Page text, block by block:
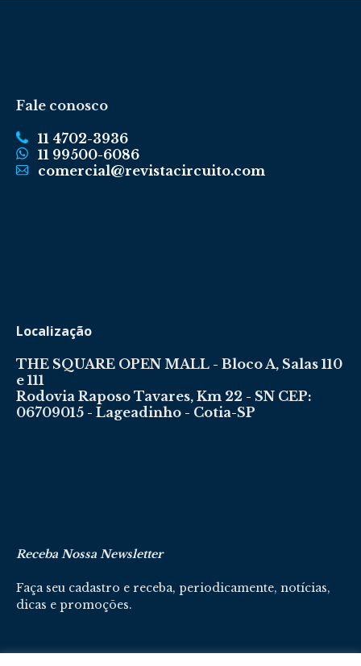
Fale conosco
11 4702-3936
11 99500-6086
comercial@revistacircuito.com
Localização
THE SQUARE OPEN MALL - Bloco A, Salas 110
e 111
Rodovia Raposo Tavares, Km 22 - SN CEP:
06709015 - Lageadinho - Cotia-SP
Receba Nossa Newsletter
Faça seu cadastro e receba, periodicamente, notícias,
dicas e promoções.